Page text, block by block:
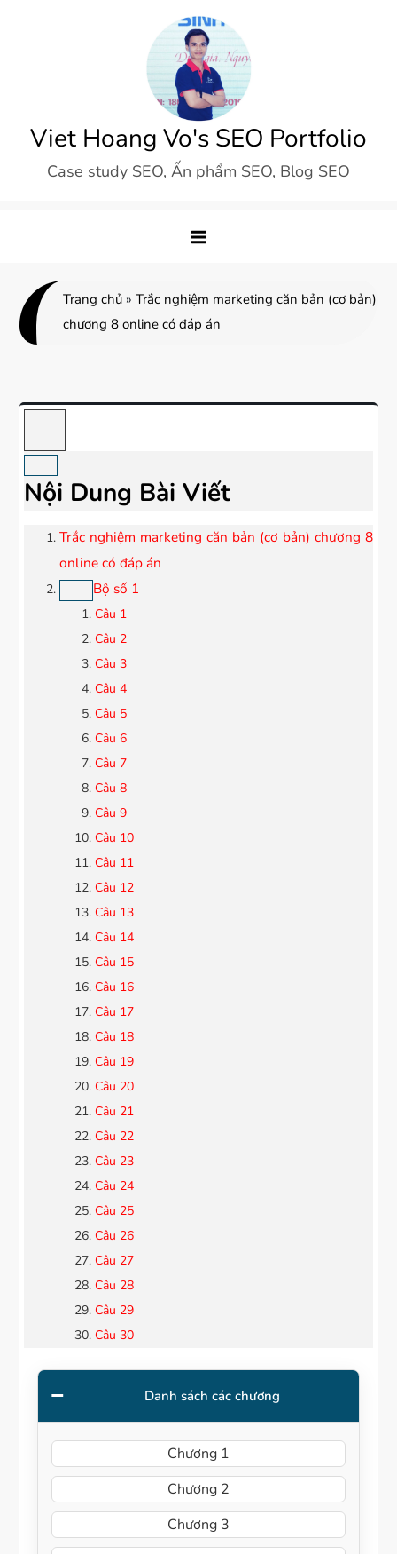
Viet Hoang Vo's SEO Portfolio
Case study SEO, Ấn phẩm SEO, Blog SEO
Trang chủ »Trắc nghiệm marketing căn bản (cơ bản)
chương 8 online có đáp án
Nội Dung Bài Viết
Trắc nghiệm marketing căn bản (cơ bản) chương 8
online có đáp án
Bộ số 1
Câu 1
Câu 2
Câu 3
Câu 4
Câu 5
Câu 6
Câu 7
Câu 8
Câu 9
Câu 10
Câu 11
Câu 12
Câu 13
Câu 14
Câu 15
Câu 16
Câu 17
Câu 18
Câu 19
Câu 20
Câu 21
Câu 22
Câu 23
Câu 24
Câu 25
Câu 26
Câu 27
Câu 28
Câu 29
Câu 30
Danh sách các chương
Chương 1
Chương 2
Chương 3